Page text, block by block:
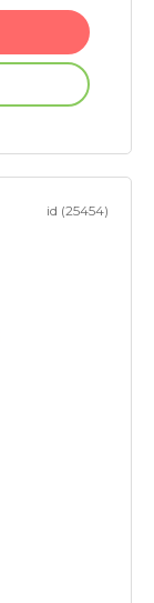
id (25454)